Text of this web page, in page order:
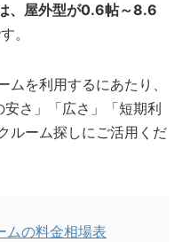
、屋外型が0.6帖～8.6
。
を利用するにあたり、
さ」「広さ」「短期利
ルーム探しにご活用くだ
ムの料金相場表